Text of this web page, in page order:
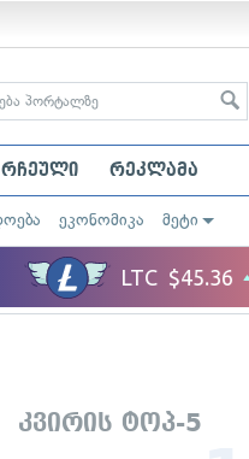
რჩეული რეკლამა
ეკონომიკა მეტი
კვირის ტოპ-5